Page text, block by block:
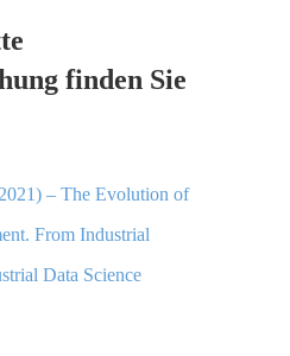
finden Sie
– The Evolution of
From Industrial
Data Science